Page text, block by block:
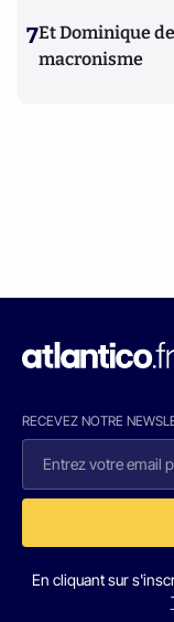
7Et Dominique
macronisme
RECEVEZ NOTRE
En cliquant sur